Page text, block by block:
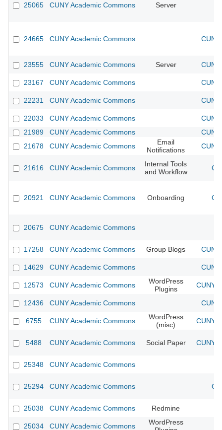
25065 CUNY Academic Commons Server
24665 CUNY Academic Commons
23555 CUNY Academic Commons Server
23167 CUNY Academic Commons
22231 CUNY Academic Commons
22033 CUNY Academic Commons
21989
CUNY Academic Commons
21678
CUNY Academic Commons
Email
Notifications
21616 CUNY Academic Commons
Internal Tools
and Workflow
20921 CUNY Academic Commons Onboarding
20675 CUNY Academic Commons
17258 CUNY Academic Commons Group Blogs
14629 CUNY Academic Commons
12573 CUNY Academic Commons
WordPress
Plugins
CUNY
12436 CUNY Academic Commons
6755 CUNY Academic Commons
WordPress
(misc)
CUNY
5488 CUNY Academic Commons Social Paper CUNY
25348 CUNY Academic Commons
25294 CUNY Academic Commons
25038 CUNY Academic Commons Redmine
25034 CUNY Academic Commons
WordPress